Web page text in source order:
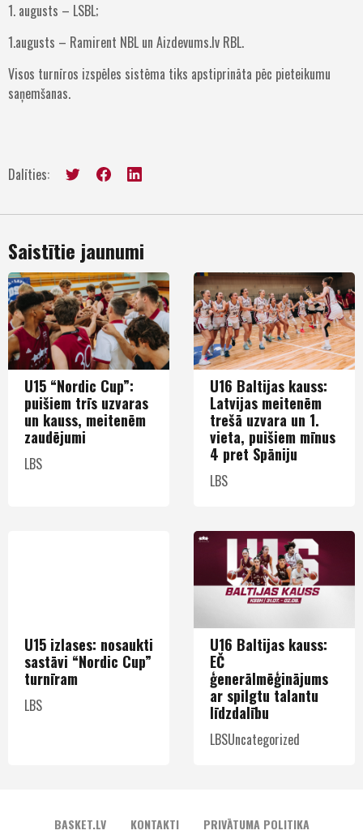
1. augusts – LSBL;
1.augusts – Ramirent NBL un Aizdevums.lv RBL.
Visos turnīros izspēles sistēma tiks apstiprināta pēc pieteikumu
saņemšanas.
Dalīties:
Saistītie jaunumi
U15 “Nordic Cup”:
puišiem trīs uzvaras
un kauss, meitenēm
zaudējumi
LBS
U16 Baltijas kauss:
Latvijas meitenēm
trešā uzvara un 1.
vieta, puišiem mīnus
4 pret Spāniju
LBS
U15 izlases: nosaukti
sastāvi “Nordic Cup”
turnīram
LBS
U16 Baltijas kauss:
EČ
ģenerālmēģinājums
ar spilgtu talantu
līdzdalību
LBSUncategorized
BASKET.LV KONTAKTI PRIVĀTUMA POLITIKA